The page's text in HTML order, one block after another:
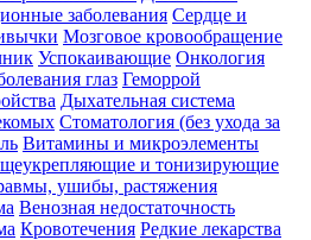
заболевания Сердце и
Мозговое кровообращение
Успокаивающие Онкология
глаз Геморрой
Дыхательная система
Стоматология (без ухода за
Витамины и микроэлементы
и тонизирующие
ушибы, растяжения
Венозная недостаточность
Кровотечения Редкие лекарства